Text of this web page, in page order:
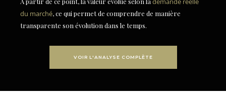
du marché, ce qui permet de comprendre de manière
transparente son évolution dans le temps.
VOIR L'ANALYSE COMPLÈTE